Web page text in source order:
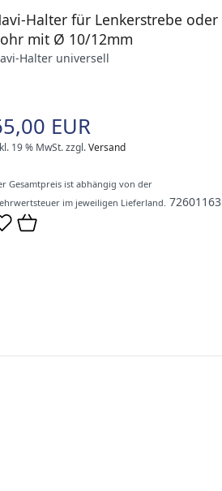
Halter für Lenkerstrebe oder
mit Ø 10/12mm
Halter universell
EUR
19 % MwSt.zzgl.Versand
Gesamtpreis ist abhängig von der
im jeweiligen Lieferland. 72601163